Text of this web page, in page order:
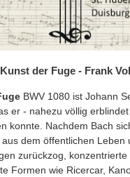
der Fuge - Frank
BWV 1080 ist Johann
er - nahezu völlig
konnte. Nachdem Bach
dem öffentlichen Leben
zurückzog,
Formen wie Ricercar,